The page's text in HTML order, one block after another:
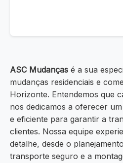
ASC Mudanças é a sua
mudanças residenciais e
Horizonte. Entendemos que
nos dedicamos a oferecer
e eficiente para garantir a
clientes. Nossa equipe
detalhe, desde o
transporte seguro e a